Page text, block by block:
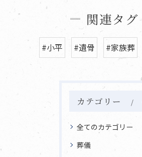
関連タグ
#小平 #遺骨 #家族葬
カテゴリー
全てのカテゴリー
葬儀